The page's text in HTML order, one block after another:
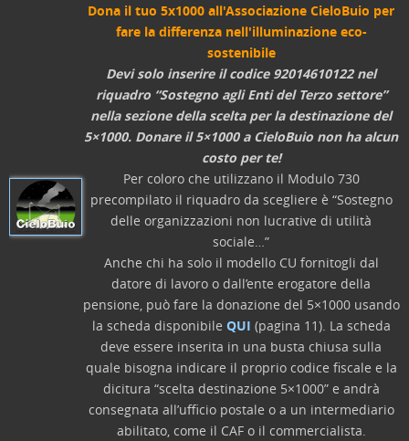
Dona il tuo 5x1000 all'Associazione CieloBuio per
fare la differenza nell'illuminazione eco-
sostenibile
Devi solo inserire il codice 92014610122 nel
riquadro “Sostegno agli Enti del Terzo settore”
nella sezione della scelta per la destinazione del
5×1000. Donare il 5×1000 a CieloBuio non ha alcun
costo per te!
Per coloro che utilizzano il Modulo 730
precompilato il riquadro da scegliere è “Sostegno
delle organizzazioni non lucrative di utilità
sociale…”
Anche chi ha solo il modello CU fornitogli dal
datore di lavoro o dall’ente erogatore della
pensione, può fare la donazione del 5×1000 usando
la scheda disponibile QUI (pagina 11). La scheda
deve essere inserita in una busta chiusa sulla
quale bisogna indicare il proprio codice fiscale e la
dicitura “scelta destinazione 5×1000” e andrà
consegnata all’ufficio postale o a un intermediario
abilitato, come il CAF o il commercialista.